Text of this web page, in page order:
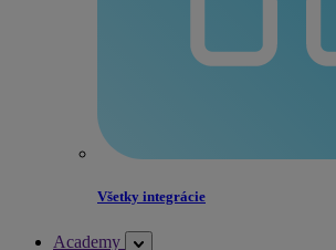
Všetky integrácie
Academy